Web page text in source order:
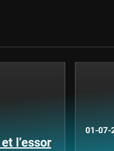
l’essor
01-07-